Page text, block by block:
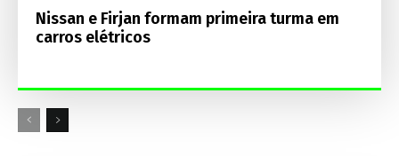
Nissan e Firjan formam primeira turma em
carros elétricos